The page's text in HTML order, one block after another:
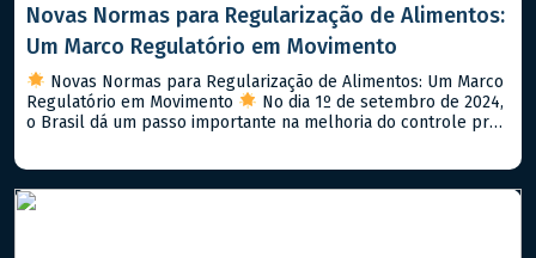
Novas Normas para Regularização de Alimentos:
Um Marco Regulatório em Movimento
Novas Normas para Regularização de Alimentos: Um Marco
Regulatório em Movimento
No dia 1º de setembro de 2024,
o Brasil dá um passo importante na melhoria do controle pré-
a segurança […]